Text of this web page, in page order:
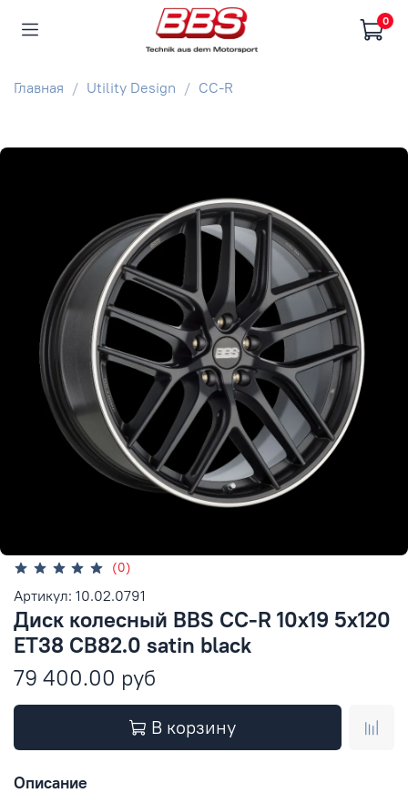
0
Главная Utility Design CC-R
(0)
Артикул: 10.02.0791
Диск колесный BBS CC-R 10x19 5x120
ET38 CB82.0 satin black
79 400.00 руб
В корзину
Описание